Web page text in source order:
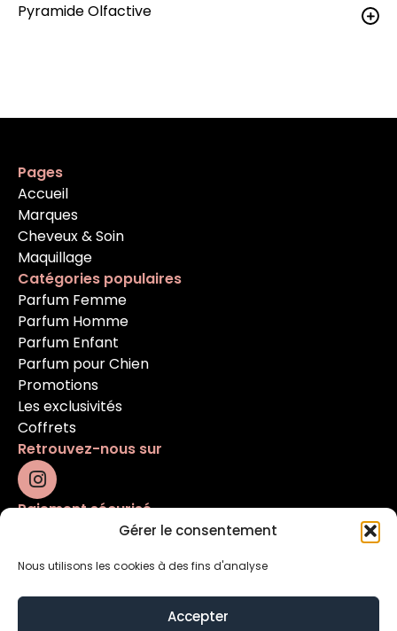
Gérer le consentement
Nous utilisons les cookies à des fins d'analyse
Accepter
Pyramide Olfactive
Pages
Accueil
Marques
Cheveux & Soin
Maquillage
Catégories populaires
Parfum Femme
Parfum Homme
Parfum Enfant
Parfum pour Chien
Promotions
Les exclusivités
Coffrets
Retrouvez-nous sur
Paiement sécurisé